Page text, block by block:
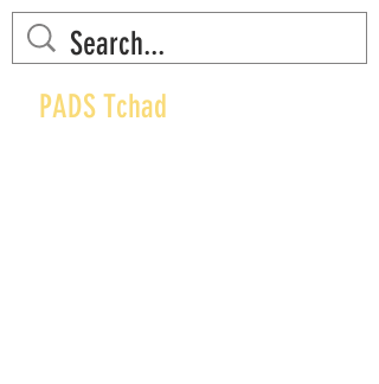
PADS Tchad